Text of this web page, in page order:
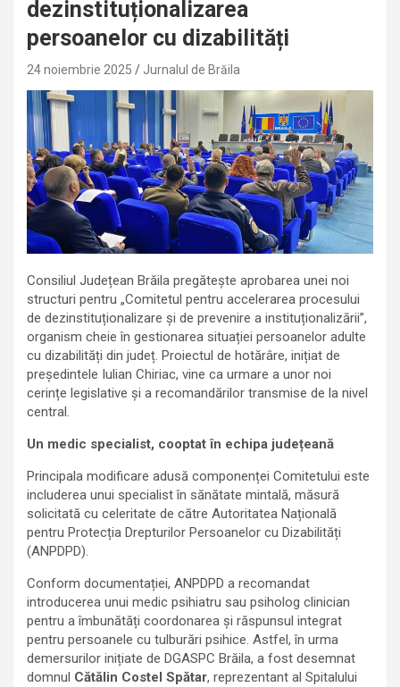
dezinstituționalizarea
persoanelor cu dizabilități
24 noiembrie 2025 Jurnalul de Brăila
Consiliul Județean Brăila pregătește aprobarea unei noi
structuri pentru „Comitetul pentru accelerarea procesului
de dezinstituționalizare și de prevenire a instituționalizării”,
organism cheie în gestionarea situației persoanelor adulte
cu dizabilități din județ. Proiectul de hotărâre, inițiat de
președintele Iulian Chiriac, vine ca urmare a unor noi
cerințe legislative și a recomandărilor transmise de la nivel
central.
Un medic specialist, cooptat în echipa județeană
Principala modificare adusă componenței Comitetului este
includerea unui specialist în sănătate mintală, măsură
solicitată cu celeritate de către Autoritatea Națională
pentru Protecția Drepturilor Persoanelor cu Dizabilități
(ANPDPD).
Conform documentației, ANPDPD a recomandat
introducerea unui medic psihiatru sau psiholog clinician
pentru a îmbunătăți coordonarea și răspunsul integrat
pentru persoanele cu tulburări psihice. Astfel, în urma
demersurilor inițiate de DGASPC Brăila, a fost desemnat
domnul Cătălin Costel Spătar, reprezentant al Spitalului